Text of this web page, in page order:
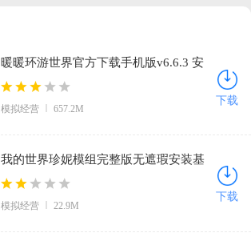
暖暖环游世界官方下载手机版v6.6.3 安
卓版
模拟经营 657.2M
下载
我的世界珍妮模组完整版无遮瑕安装基
岩版1.21(Jenny Mod)v5.80 安卓版
模拟经营 22.9M
下载